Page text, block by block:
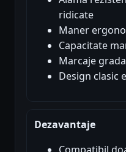
ridicate
Maner
Capacitate
Marcaje
Design clasic
Dezavantaje